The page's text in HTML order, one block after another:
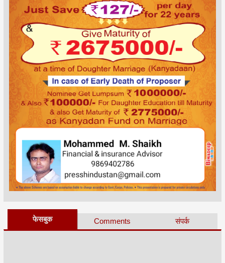
फेसबुक Comments संपर्क